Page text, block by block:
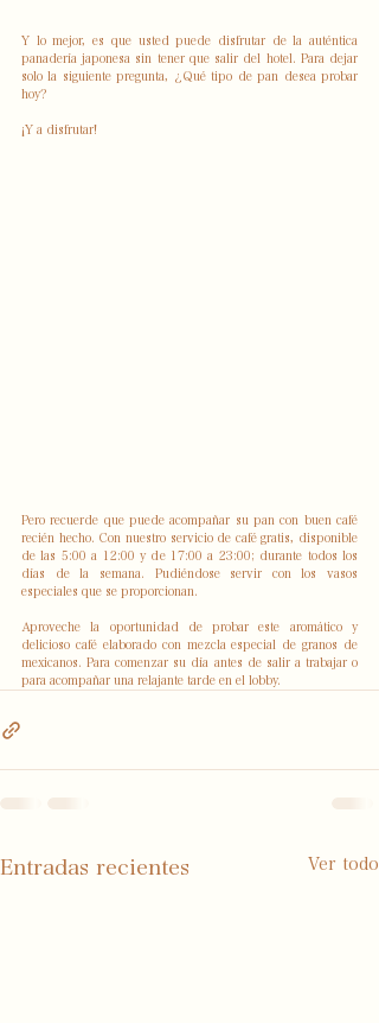
Y lo mejor, es que usted puede disfrutar de la auténtica
panadería japonesa sin tener que salir del hotel. Para dejar
solo la siguiente pregunta, ¿Qué tipo de pan desea probar
hoy?
¡Y a disfrutar!
Pero recuerde que puede acompañar su pan con buen café
recién hecho. Con nuestro servicio de café gratis, disponible
de las 5:00 a 12:00 y de 17:00 a 23:00; durante todos los
días de la semana. Pudiéndose servir con los vasos
especiales que se proporcionan.
Aproveche la oportunidad de probar este aromático y
delicioso café elaborado con mezcla especial de granos de
mexicanos. Para comenzar su día antes de salir a trabajar o
para acompañar una relajante tarde en el lobby.
Entradas recientes Ver todo